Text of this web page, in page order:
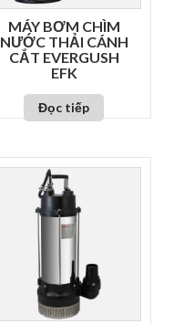
MÁY BƠM CHÌM
NƯỚC THẢI CÁNH
CẮT EVERGUSH
EFK
Đọc tiếp